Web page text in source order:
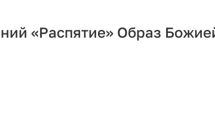
«Распятие» Образ